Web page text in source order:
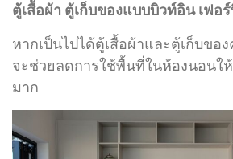
ตู้เสื้อผ้า ตู้เก็บของแบบบิวท์อิน เฟอ
หากเป็นไปได้ตู้เสื้อผ้าและตู้เก็บขอ
จะช่วยลดการใช้พื้นที่ในห้องนอนใ
มาก